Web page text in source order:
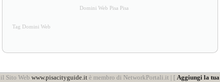
Domini Web Pisa Pisa
Tag Domini Web
il Sito Web www.pisacityguide.it è membro di NetworkPortali.it | [ Aggiungi la tua